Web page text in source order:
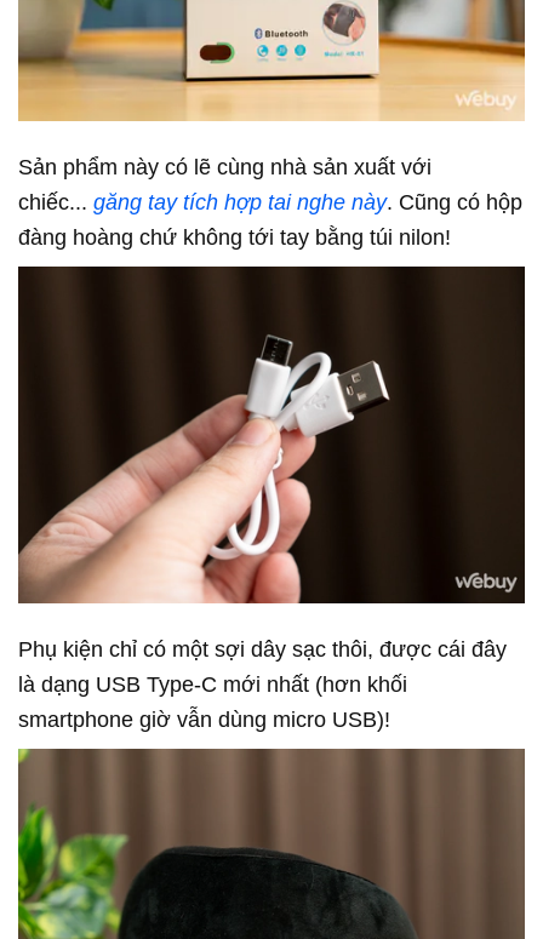
Sản phẩm này có lẽ cùng nhà sản xuất với
chiếc... găng tay tích hợp tai nghe này. Cũng có hộp
đàng hoàng chứ không tới tay bằng túi nilon!
Phụ kiện chỉ có một sợi dây sạc thôi, được cái đây
là dạng USB Type-C mới nhất (hơn khối
smartphone giờ vẫn dùng micro USB)!